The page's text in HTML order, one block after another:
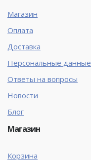
Магазин
Оплата
Доставка
Персональные данные
Ответы на вопросы
Новости
Блог
Магазин
Корзина